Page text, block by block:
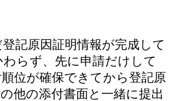
記原因証明情報が完成して
らず、先に申請だけして
位が確保できてから登記原
他の添付書面と一緒に提出